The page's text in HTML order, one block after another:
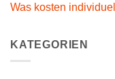
Was kosten
KATEGORIEN